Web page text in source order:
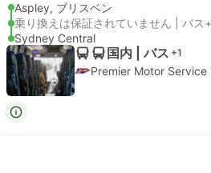
Aspley, ブリスベン
乗り換えは保証されていません | バス
Sydney Central
国内 | バス +1
Premier Motor Service